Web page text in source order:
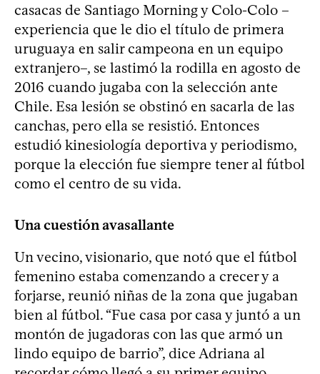
casacas de Santiago Morning y Colo-Colo –
experiencia que le dio el título de primera
uruguaya en salir campeona en un equipo
extranjero–, se lastimó la rodilla en agosto de
2016 cuando jugaba con la selección ante
Chile. Esa lesión se obstinó en sacarla de las
canchas, pero ella se resistió. Entonces
estudió kinesiología deportiva y periodismo,
porque la elección fue siempre tener al fútbol
como el centro de su vida.
Una cuestión avasallante
Un vecino, visionario, que notó que el fútbol
femenino estaba comenzando a crecer y a
forjarse, reunió niñas de la zona que jugaban
bien al fútbol. “Fue casa por casa y juntó a un
montón de jugadoras con las que armó un
lindo equipo de barrio”, dice Adriana al